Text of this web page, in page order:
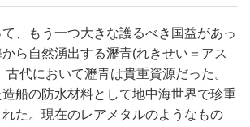
、もう一つ大きな護るべき国益があっ
ら自然湧出する瀝青(れきせい＝アス
古代において瀝青は貴重資源だった。
船の防水材料として地中海世界で珍重
た。現在のレアメタルのようなもの